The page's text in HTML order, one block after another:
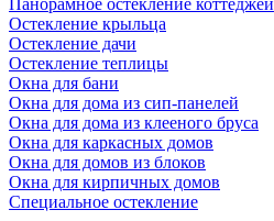
Панорамное остекление коттеджей
Остекление крыльца
Остекление дачи
Остекление теплицы
Окна для бани
Окна для дома из сип-панелей
Окна для дома из клееного бруса
Окна для каркасных домов
Окна для домов из блоков
Окна для кирпичных домов
Специальное остекление